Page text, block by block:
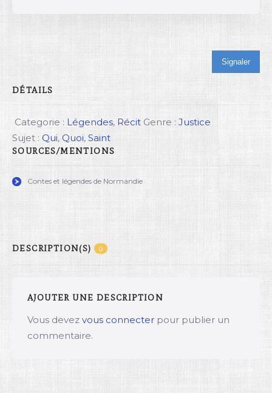
Signaler
DÉTAILS
Categorie : Légendes, Récit Genre : Justice
Sujet : Qui, Quoi, Saint
SOURCES/MENTIONS
Contes et légendes de Normandie
DESCRIPTION(S) 0
AJOUTER UNE DESCRIPTION
Vous devez vous connecter pour publier un
commentaire.